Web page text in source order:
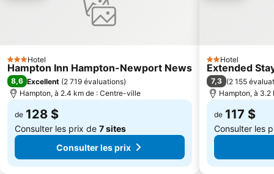
3 Étoiles
Hotel
Hampton Inn Hampton-Newport News
8,6 Excellent (2 719 évaluations)
Hampton, à 2.4 km de : Centre-ville
de 128 $
Consulter les prix de 7 sites
Consulter les prix
2 Étoiles
Hotel
Extended
7,3 (2 155
Hampton, à
de 117 $
Consulter les